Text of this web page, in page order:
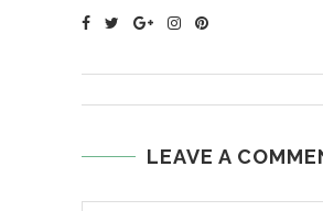
LEAVE A